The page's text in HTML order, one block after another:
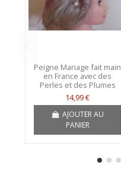
Peigne Mariage fait main
en France avec des
Perles et des Plumes
14,99 €
AJOUTER AU
PANIER